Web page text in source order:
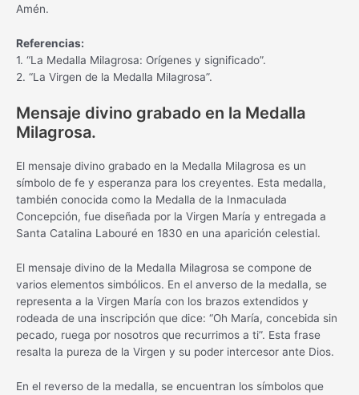
Amén.
Referencias:
1. “La Medalla Milagrosa: Orígenes y significado”.
2. “La Virgen de la Medalla Milagrosa”.
Mensaje divino grabado en la Medalla
Milagrosa.
El mensaje divino grabado en la Medalla Milagrosa es un
símbolo de fe y esperanza para los creyentes. Esta medalla,
también conocida como la Medalla de la Inmaculada
Concepción, fue diseñada por la Virgen María y entregada a
Santa Catalina Labouré en 1830 en una aparición celestial.
El mensaje divino de la Medalla Milagrosa se compone de
varios elementos simbólicos. En el anverso de la medalla, se
representa a la Virgen María con los brazos extendidos y
rodeada de una inscripción que dice: “Oh María, concebida sin
pecado, ruega por nosotros que recurrimos a ti”. Esta frase
resalta la pureza de la Virgen y su poder intercesor ante Dios.
En el reverso de la medalla, se encuentran los símbolos que